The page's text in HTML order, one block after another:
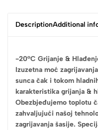
DescriptionAdditional
-20°C Grijanje &
Izuzetna moć
sunca čak i tokom
karakteristika grijanja &
Obezbjeđujemo toplotu
zahvaljujući našoj
zagrijavanja šasije.